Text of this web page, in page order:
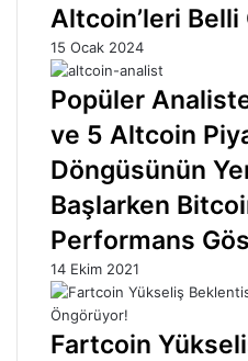
Altcoin’leri Belli
15 Ocak 2024
Popüler
ve 5 Altcoin
Döngüsünün
Başlarken
Performans
14 Ekim 2021
Fartcoin